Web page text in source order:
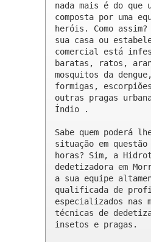
nada mais é do que
composta por uma
heróis. Como
sua casa ou
comercial está
baratas, ratos,
mosquitos da
formigas,
outras pragas
Índio .
Sabe quem poderá
situação em questão
horas? Sim, a
dedetizadora em
a sua equipe
qualificada de
especializados nas
técnicas de
insetos e pragas.